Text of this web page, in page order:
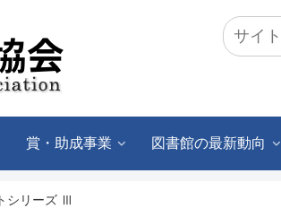
賞・助成事業 図書館の最新動向
シリーズ Ⅲ